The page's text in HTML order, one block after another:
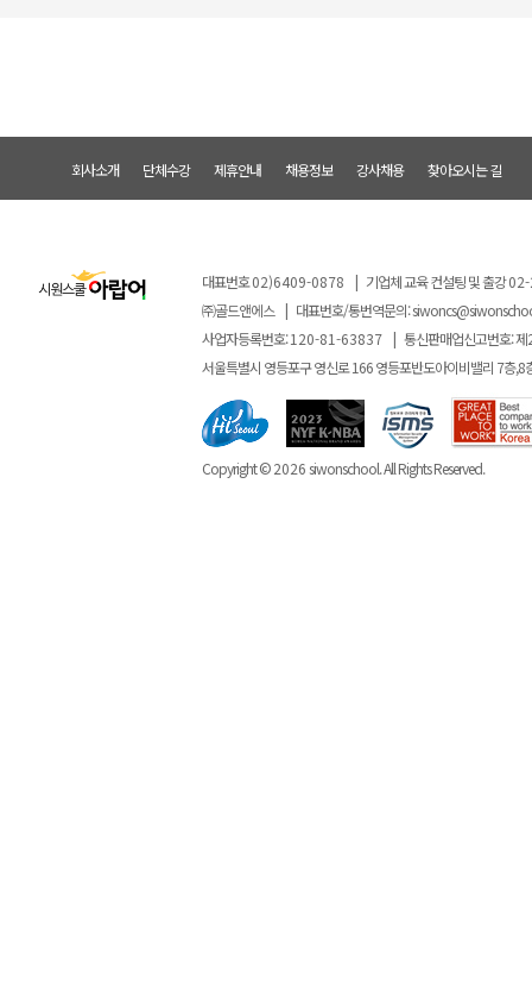
회사소개 단체수강 제휴안내 채용정보 강사채용 찾아오시는 길
대표번호02)6409-0878 | 기업체 교육 컨설팅 및 출강
㈜골드앤에스 | 대표번호/통번역문의:
사업자등록번호:120-81-63837 | 통신판매업신고번호: 제
서울특별시 영등포구 영신로 166 영등포반도아이비밸리 7층,8
Copyright ©2026siwonschool. All Rights Reserved.